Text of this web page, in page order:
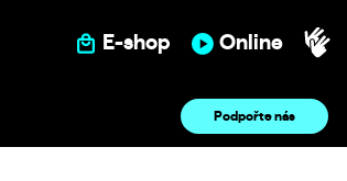
E-shop Online
Podpořte nás